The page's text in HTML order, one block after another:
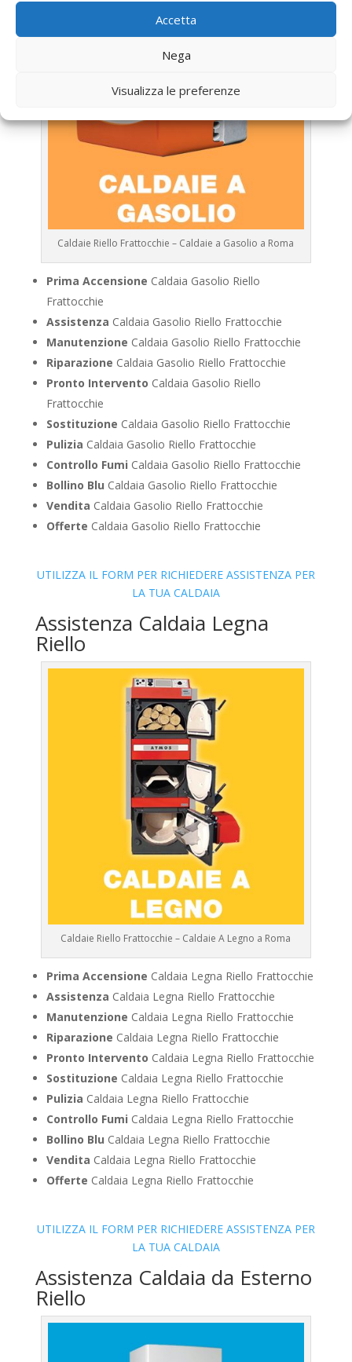
Accetta
Nega
Visualizza le preferenze
Caldaie Riello Frattocchie – Caldaie a Gasolio a Roma
Prima Accensione Caldaia Gasolio Riello
Frattocchie
Assistenza Caldaia Gasolio Riello Frattocchie
Manutenzione Caldaia Gasolio Riello Frattocchie
Riparazione Caldaia Gasolio Riello Frattocchie
Pronto Intervento Caldaia Gasolio Riello
Frattocchie
Sostituzione Caldaia Gasolio Riello Frattocchie
Pulizia Caldaia Gasolio Riello Frattocchie
Controllo Fumi Caldaia Gasolio Riello Frattocchie
Bollino Blu Caldaia Gasolio Riello Frattocchie
Vendita Caldaia Gasolio Riello Frattocchie
Offerte Caldaia Gasolio Riello Frattocchie
UTILIZZA IL FORM PER RICHIEDERE ASSISTENZA PER
LA TUA CALDAIA
Assistenza Caldaia Legna
Riello
Caldaie Riello Frattocchie – Caldaie A Legno a Roma
Prima Accensione Caldaia Legna Riello Frattocchie
Assistenza Caldaia Legna Riello Frattocchie
Manutenzione Caldaia Legna Riello Frattocchie
Riparazione Caldaia Legna Riello Frattocchie
Pronto Intervento Caldaia Legna Riello Frattocchie
Sostituzione Caldaia Legna Riello Frattocchie
Pulizia Caldaia Legna Riello Frattocchie
Controllo Fumi Caldaia Legna Riello Frattocchie
Bollino Blu Caldaia Legna Riello Frattocchie
Vendita Caldaia Legna Riello Frattocchie
Offerte Caldaia Legna Riello Frattocchie
UTILIZZA IL FORM PER RICHIEDERE ASSISTENZA PER
LA TUA CALDAIA
Assistenza Caldaia da Esterno
Riello